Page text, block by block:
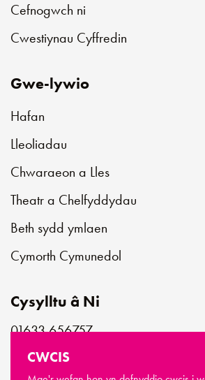
Cefnogwch ni
Cwestiynau Cyffredin
Gwe-lywio
Hafan
Lleoliadau
Chwaraeon a Lles
Theatr a Chelfyddydau
Beth sydd ymlaen
Cymorth Cymunedol
Cysylltu â Ni
01633 656757
customerservice@newportlive.co.uk
CWCIS